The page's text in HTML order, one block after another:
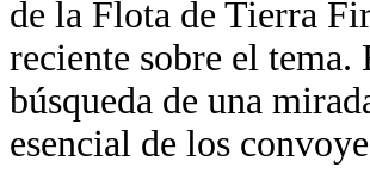
de la Flota de Tierra
reciente sobre el
búsqueda de una
esencial de los